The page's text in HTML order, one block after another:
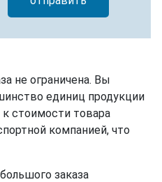
не ограничена. Вы
единиц продукции
стоимости товара
компанией, что
заказа